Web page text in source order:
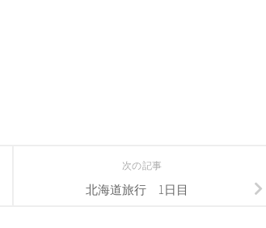
次の記事
北海道旅行 1日目